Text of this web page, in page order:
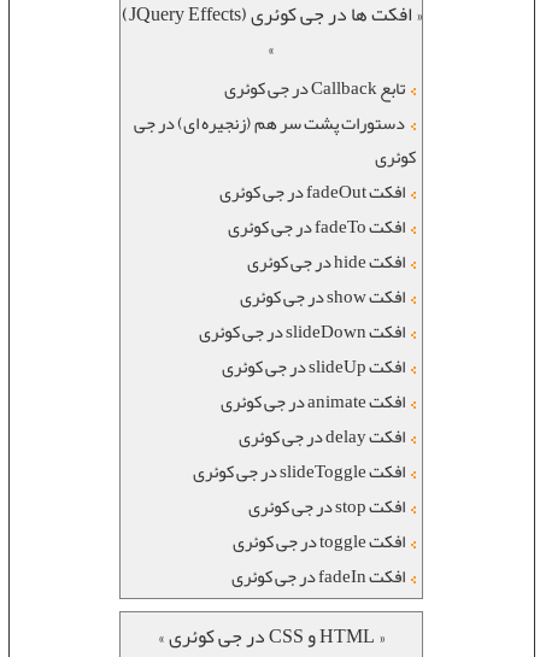
« افکت ها در جی کوئری (JQuery Effects)
»
تابع Callback در جی کوئری
دستورات پشت سر هم (زنجیره ای) در جی
کوئری
افکت fadeOut در جی کوئری
افکت fadeTo در جی کوئری
افکت hide در جی کوئری
افکت show در جی کوئری
افکت slideDown در جی کوئری
افکت slideUp در جی کوئری
افکت animate در جی کوئری
افکت delay در جی کوئری
افکت slideToggle در جی کوئری
افکت stop در جی کوئری
افکت toggle در جی کوئری
افکت fadeIn در جی کوئری
« HTML و CSS در جی کوئری »